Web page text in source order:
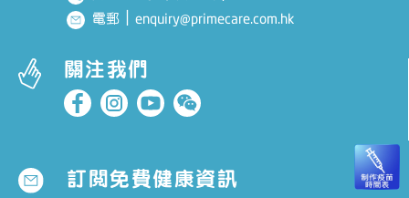
電郵 ｜enquiry@primecare.com.hk
關注我們
訂閱免費健康資訊